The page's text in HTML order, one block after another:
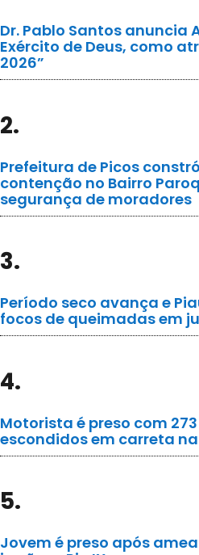
Dr. Pablo Santos anuncia
Exército de Deus, como
2026”
2.
Prefeitura de Picos
contenção no Bairro
segurança de moradores
3.
Período seco avança e
focos de queimadas em
4.
Motorista é preso com
escondidos em carreta na
5.
Jovem é preso após